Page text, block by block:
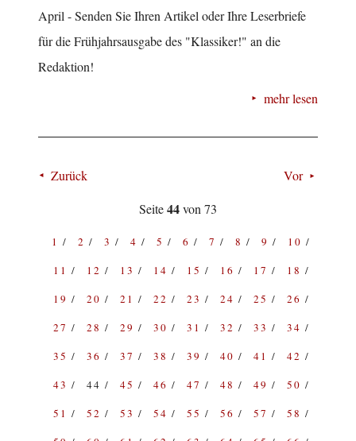
April - Senden Sie Ihren Artikel oder Ihre Leserbriefe
für die Frühjahrsausgabe des "Klassiker!" an die
Redaktion!
mehr lesen
Zurück
Vor
Seite44von 73
1 2 3 4 5 6 7 8 9
10
11
12 13 14 15 16 17
18
19
20 21 22 23 24 25
26
27
28 29 30 31 32 33
34
35
36 37 38 39 40 41
42
43
44 45 46 47 48 49
50
51
52 53 54 55 56 57
58